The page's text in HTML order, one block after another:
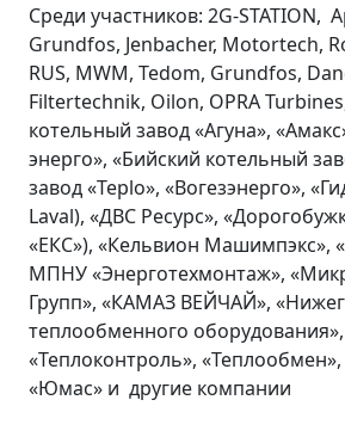
Среди участников: 2G-STATION,
Grundfos, Jenbacher, Motortech,
RUS, MWM, Tedom, Grundfos,
Filtertechnik, Oilon, OPRA
котельный завод «Агуна»,
энерго», «Бийский котельный
завод «Teplo», «Вогезэнерго»,
Laval), «ДВС Ресурс»,
«ЕКС»), «Кельвион Машимпэкс»,
МПНУ «Энерготехмонтаж»,
Групп», «КАМАЗ ВЕЙЧАЙ»,
теплообменного
«Теплоконтроль»,
«Юмас» и другие компании